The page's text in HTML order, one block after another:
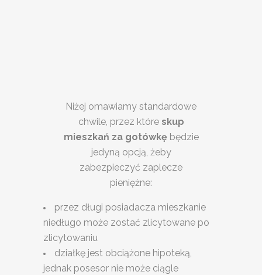
Niżej omawiamy standardowe
chwile, przez które skup
mieszkań za gotówkębędzie
jedyną opcją, żeby
zabezpieczyć zaplecze
pieniężne:
przez długi posiadacza mieszkanie
niedługo może zostać zlicytowane po
zlicytowaniu
działkę jest obciążone hipoteką,
jednak posesor nie może ciągle